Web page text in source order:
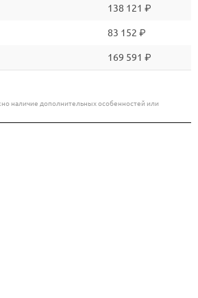
138 121 ₽
83 152 ₽
169 591 ₽
наличие дополнительных особенностей или